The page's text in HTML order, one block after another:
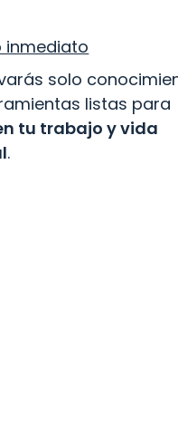
inmediato
solo
listas para
tu trabajo y vida